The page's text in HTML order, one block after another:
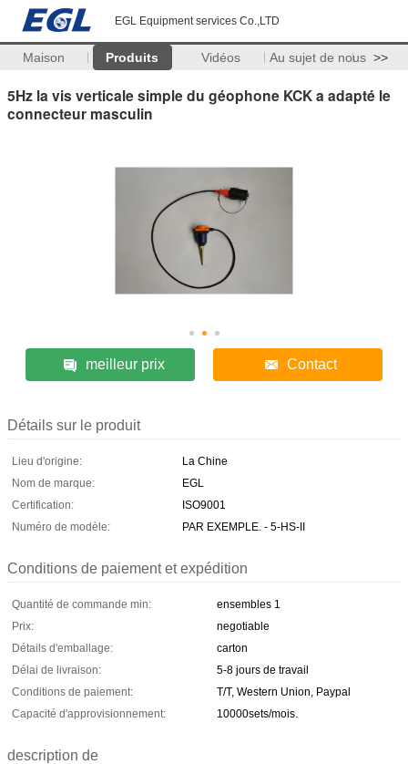
EGL Equipment services Co.,LTD
Maison Produits Vidéos Au sujet de nous >>
5Hz la vis verticale simple du géophone KCK a adapté le
connecteur masculin
meilleur prix Contact
Détails sur le produit
Lieu d'origine:
La Chine
Nom de marque:
EGL
Certification:
ISO9001
Numéro de modèle:
PAR EXEMPLE. - 5-HS-II
Conditions de paiement et expédition
Quantité de commande min:
ensembles 1
Prix:
negotiable
Détails d'emballage:
carton
Délai de livraison:
5-8 jours de travail
Conditions de paiement:
T/T, Western Union, Paypal
Capacité d'approvisionnement:
10000sets/mois.
description de